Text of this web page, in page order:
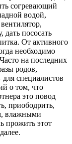
согревающий
водой,
пососать
От активного
необходимо
на последних
родов,
специалистов
о том, что
это повод
приободрить,
влажными
прожить этот